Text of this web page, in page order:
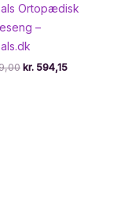
Ortopædisk
–
Den
kr. 594,15Den